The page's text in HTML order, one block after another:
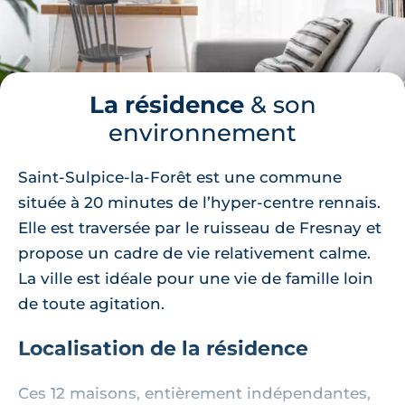
La résidence& son
environnement
Saint-Sulpice-la-Forêt est une commune
située à 20 minutes de l’hyper-centre rennais.
Elle est traversée par le ruisseau de Fresnay et
propose un cadre de vie relativement calme.
La ville est idéale pour une vie de famille loin
de toute agitation.
Localisation de la résidence
Ces 12 maisons, entièrement indépendantes,